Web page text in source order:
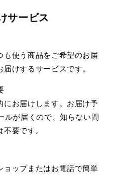
サービス
も使う商品をご希望のお届
けするサービスです。
にお届けします。お届け予
ルが届くので、知らない間
要です。
ョップまたはお電話で簡単